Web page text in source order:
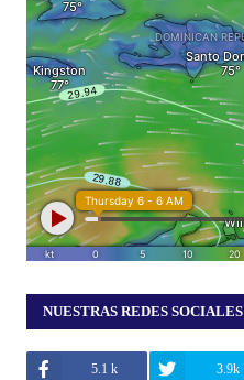
NUESTRAS REDES SOCIALES
5.1 k 3.9k